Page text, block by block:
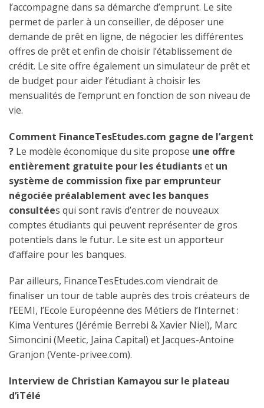
l’accompagne dans sa démarche d’emprunt. Le site
permet de parler à un conseiller, de déposer une
demande de prêt en ligne, de négocier les différentes
offres de prêt et enfin de choisir l’établissement de
crédit. Le site offre également un simulateur de prêt et
de budget pour aider l’étudiant à choisir les
mensualités de l’emprunt en fonction de son niveau de
vie.
Comment FinanceTesEtudes.com gagne de l’argent
? Le modèle économique du site propose une offre
entièrement gratuite pour les étudiantset un
système de commission fixe par emprunteur
négociée préalablement avec les banques
consultées qui sont ravis d’entrer de nouveaux
comptes étudiants qui peuvent représenter de gros
potentiels dans le futur. Le site est un apporteur
d’affaire pour les banques.
Par ailleurs, FinanceTesEtudes.com viendrait de
finaliser un tour de table auprès des trois créateurs de
l’EEMI, l’Ecole Européenne des Métiers de l’Internet :
Kima Ventures (Jérémie Berrebi & Xavier Niel), Marc
Simoncini (Meetic, Jaina Capital) et Jacques-Antoine
Granjon (Vente-privee.com).
Interview de Christian Kamayou sur le plateau
d’iTélé